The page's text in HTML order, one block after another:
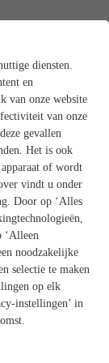
diensten.
en
van onze website
van onze
gevallen
Het is ook
of wordt
vindt u onder
Door op ‘Alles
‘Alleen
noodzakelijke
selectie te maken
op elk
instellingen’ in